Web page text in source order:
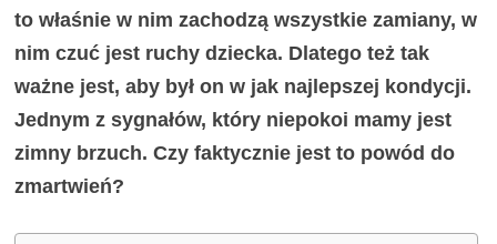
to właśnie w nim zachodzą wszystkie zamiany, w
nim czuć jest ruchy dziecka. Dlatego też tak
ważne jest, aby był on w jak najlepszej kondycji.
Jednym z sygnałów, który niepokoi mamy jest
zimny brzuch. Czy faktycznie jest to powód do
zmartwień?